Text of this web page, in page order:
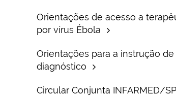
Orientações de acesso a
por vírus Ébola
Orientações para a instrução
diagnóstico
Circular Conjunta INFARMED/